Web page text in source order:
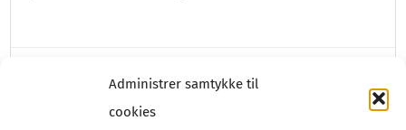
Administrer samtykke til
cookies
Selskabslokaler